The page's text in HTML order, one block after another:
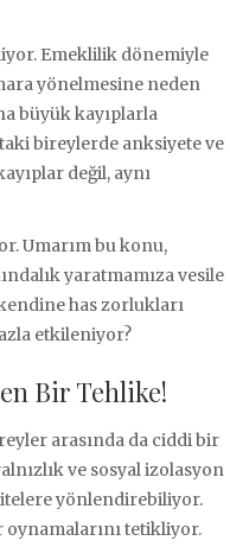
Emeklilik dönemiyle
yönelmesine neden
büyük kayıplarla
bireylerde anksiyete ve
değil, aynı
Umarım bu konu,
yaratmamıza vesile
has zorlukları
etkileniyor?
Bir Tehlike!
arasında da ciddi bir
ve sosyal izolasyon
yönlendirebiliyor.
tetikliyor.